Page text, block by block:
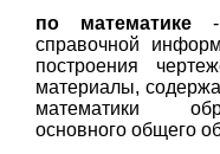
по математике -
справочной
построения
материалы,
математики
основного общего